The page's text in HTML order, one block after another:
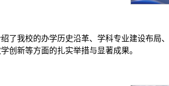
了我校的办学历史沿革、学科专业建设布局
创新等方面的扎实举措与显著成果。